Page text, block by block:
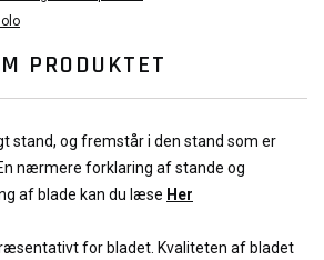
PRODUKTET
stand, og fremstår i den stand som er
nærmere forklaring af stande og
af blade kan du læse Her
for bladet. Kvaliteten af bladet